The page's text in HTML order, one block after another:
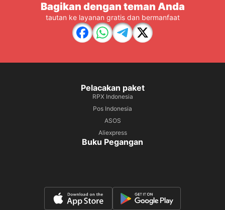
Bagikan dengan teman Anda
tautan ke layanan gratis dan bermanfaat
Pelacakan paket
RPX Indonesia
Pos Indonesia
ASOS
Aliexpress
Buku Pegangan